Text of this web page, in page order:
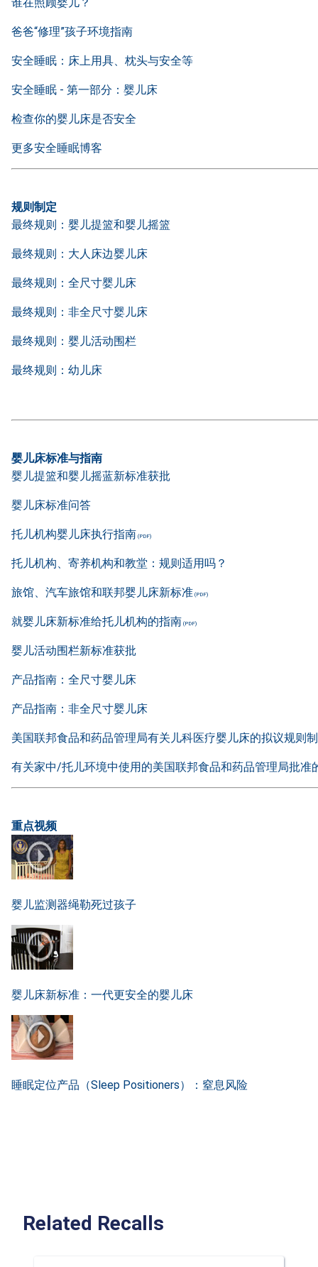
爸爸“修理”孩子环境指南
安全睡眠：床上用具、枕头与安全等
安全睡眠 - 第一部分：婴儿床
检查你的婴儿床是否安全
更多安全睡眠博客
规则制定
最终规则：婴儿提篮和婴儿摇篮
最终规则：大人床边婴儿床
最终规则：全尺寸婴儿床
最终规则：非全尺寸婴儿床
最终规则：婴儿活动围栏
最终规则：幼儿床
婴儿床标准与指南
婴儿提篮和婴儿摇蓝新标准获批
婴儿床标准问答
托儿机构婴儿床执行指南
托儿机构、寄养机构和教堂：规则适用吗？
旅馆、汽车旅馆和联邦婴儿床新标准
就婴儿床新标准给托儿机构的指南
婴儿活动围栏新标准获批
产品指南：全尺寸婴儿床
产品指南：非全尺寸婴儿床
美国联邦食品和药品管理局有关儿科医疗婴儿床的拟议规则
有关家中/托儿环境中使用的美国联邦食品和药品管理局批准
重点视频
婴儿监测器绳勒死过孩子
婴儿床新标准：一代更安全的婴儿床
睡眠定位产品（Sleep Positioners）：窒息风险
Related Recalls